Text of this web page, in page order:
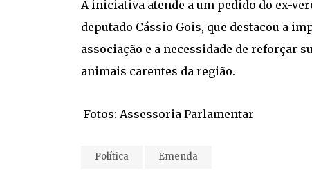
A iniciativa atende a um pedido do ex-
deputado Cássio Gois, que destacou a
associação e a necessidade de reforçar
animais carentes da região.
Fotos: Assessoria Parlamentar
Política Emenda